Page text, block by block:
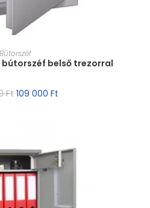
VÁLASZTÁSA
Bútorszéf
bútorszéf belső trezorral
Ft 109 000 Ft